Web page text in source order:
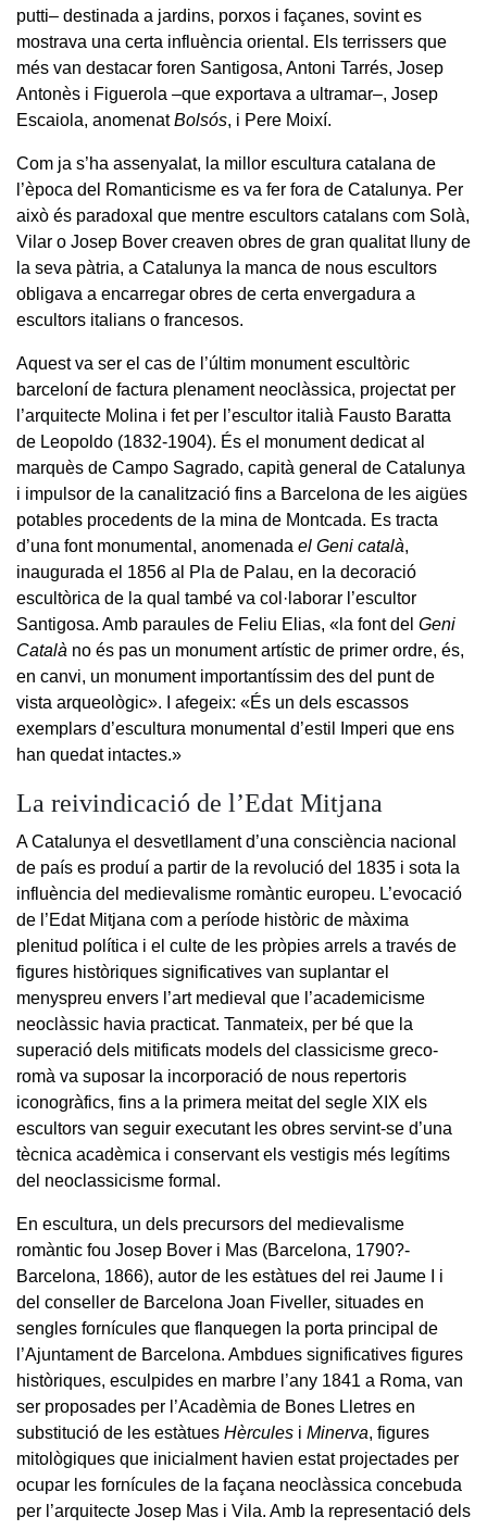
putti– destinada a jardins, porxos i façanes, sovint es
mostrava una certa influència oriental. Els terrissers que
més van destacar foren Santigosa, Antoni Tarrés, Josep
Antonès i Figuerola –que exportava a ultramar–, Josep
Escaiola, anomenatBolsós, i Pere Moixí.
Com ja s’ha assenyalat, la millor escultura catalana de
l’època del Romanticisme es va fer fora de Catalunya. Per
això és paradoxal que mentre escultors catalans com Solà,
Vilar o Josep Bover creaven obres de gran qualitat lluny de
la seva pàtria, a Catalunya la manca de nous escultors
obligava a encarregar obres de certa envergadura a
escultors italians o francesos.
Aquest va ser el cas de l’últim monument escultòric
barceloní de factura plenament neoclàssica, projectat per
l’arquitecte Molina i fet per l’escultor italià Fausto Baratta
de Leopoldo (1832-1904). És el monument dedicat al
marquès de Campo Sagrado, capità general de Catalunya
i impulsor de la canalització fins a Barcelona de les aigües
potables procedents de la mina de Montcada. Es tracta
d’una font monumental, anomenada el Geni català,
inaugurada el 1856 al Pla de Palau, en la decoració
escultòrica de la qual també va col·laborar l’escultor
Santigosa. Amb paraules de Feliu Elias, «la font del Geni
Català no és pas un monument artístic de primer ordre, és,
en canvi, un monument importantíssim des del punt de
vista arqueològic». I afegeix: «És un dels escassos
exemplars d’escultura monumental d’estil Imperi que ens
han quedat intactes.»
La reivindicació de l’Edat Mitjana
A Catalunya el desvetllament d’una consciència nacional
de país es produí a partir de la revolució del 1835 i sota la
influència del medievalisme romàntic europeu. L’evocació
de l’Edat Mitjana com a període històric de màxima
plenitud política i el culte de les pròpies arrels a través de
figures històriques significatives van suplantar el
menyspreu envers l’art medieval que l’academicisme
neoclàssic havia practicat. Tanmateix, per bé que la
superació dels mitificats models del classicisme greco-
romà va suposar la incorporació de nous repertoris
iconogràfics, fins a la primera meitat del segle XIX els
escultors van seguir executant les obres servint-se d’una
tècnica acadèmica i conservant els vestigis més legítims
del neoclassicisme formal.
En escultura, un dels precursors del medievalisme
romàntic fou Josep Bover i Mas (Barcelona, 1790?-
Barcelona, 1866), autor de les estàtues del rei Jaume I i
del conseller de Barcelona Joan Fiveller, situades en
sengles fornícules que flanquegen la porta principal de
l’Ajuntament de Barcelona. Ambdues significatives figures
històriques, esculpides en marbre l’any 1841 a Roma, van
ser proposades per l’Acadèmia de Bones Lletres en
substitució de les estàtues Hèrcules i Minerva, figures
mitològiques que inicialment havien estat projectades per
ocupar les fornícules de la façana neoclàssica concebuda
per l’arquitecte Josep Mas i Vila. Amb la representació dels